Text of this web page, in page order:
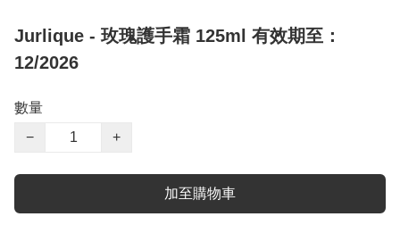
Jurlique - 玫瑰護手霜 125ml 有效期至：
12/2026
數量
−
+
加至購物車